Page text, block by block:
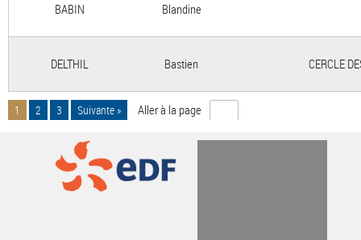
BABIN Blandine
DELTHIL Bastien CERCLE
1 2 3 Suivante » Aller à la page